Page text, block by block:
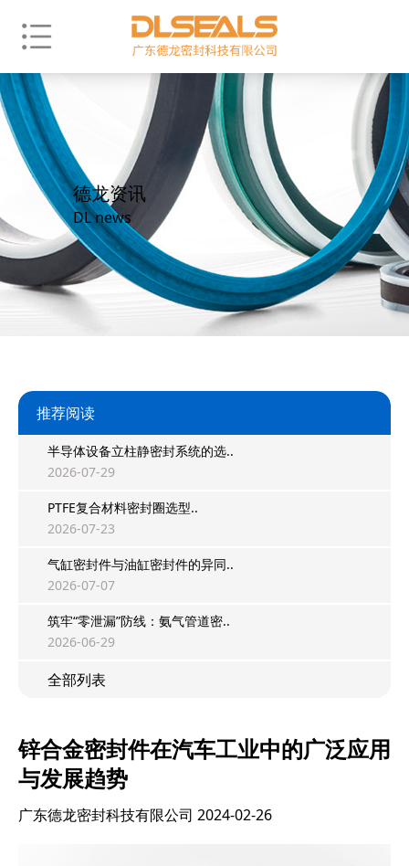
德龙资讯
DL news
推荐阅读
半导体设备立柱静密封系统的选..
2026-07-29
PTFE复合材料密封圈选型..
2026-07-23
气缸密封件与油缸密封件的异同..
2026-07-07
筑牢“零泄漏”防线：氨气管道密..
2026-06-29
全部列表
锌合金密封件在汽车工业中的广泛应用
与发展趋势
广东德龙密封科技有限公司 2024-02-26